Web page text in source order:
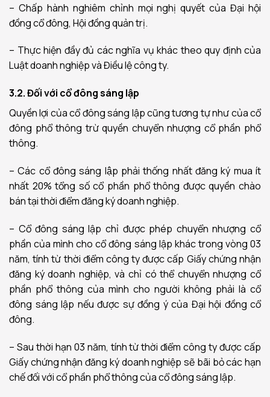
– Chấp hành nghiêm chỉnh mọi nghị quyết của Đại hội
đồng cổ đông, Hội đồng quản trị.
– Thực hiện đầy đủ các nghĩa vụ khác theo quy định của
Luật doanh nghiệp và Điều lệ công ty.
3.2. Đối với cổ đông sáng lập
Quyền lợi của cổ đông sáng lập cũng tương tự như của cổ
đông phổ thông trừ quyền chuyển nhượng cổ phần phổ
thông.
– Các cổ đông sáng lập phải thống nhất đăng ký mua ít
nhất 20% tổng số cổ phần phổ thông được quyền chào
bán tại thời điểm đăng ký doanh nghiệp.
– Cổ đông sáng lập chỉ được phép chuyển nhượng cổ
phần của mình cho cổ đông sáng lập khác trong vòng 03
năm, tính từ thời điểm công ty được cấp Giấy chứng nhận
đăng ký doanh nghiệp, và chỉ có thể chuyển nhượng cổ
phần phổ thông của mình cho người không phải là cổ
đông sáng lập nếu được sự đồng ý của Đại hội đồng cổ
đông.
– Sau thời hạn 03 năm, tính từ thời điểm công ty được cấp
Giấy chứng nhận đăng ký doanh nghiệp sẽ bãi bỏ các hạn
chế đối với cổ phần phổ thông của cổ đông sáng lập.